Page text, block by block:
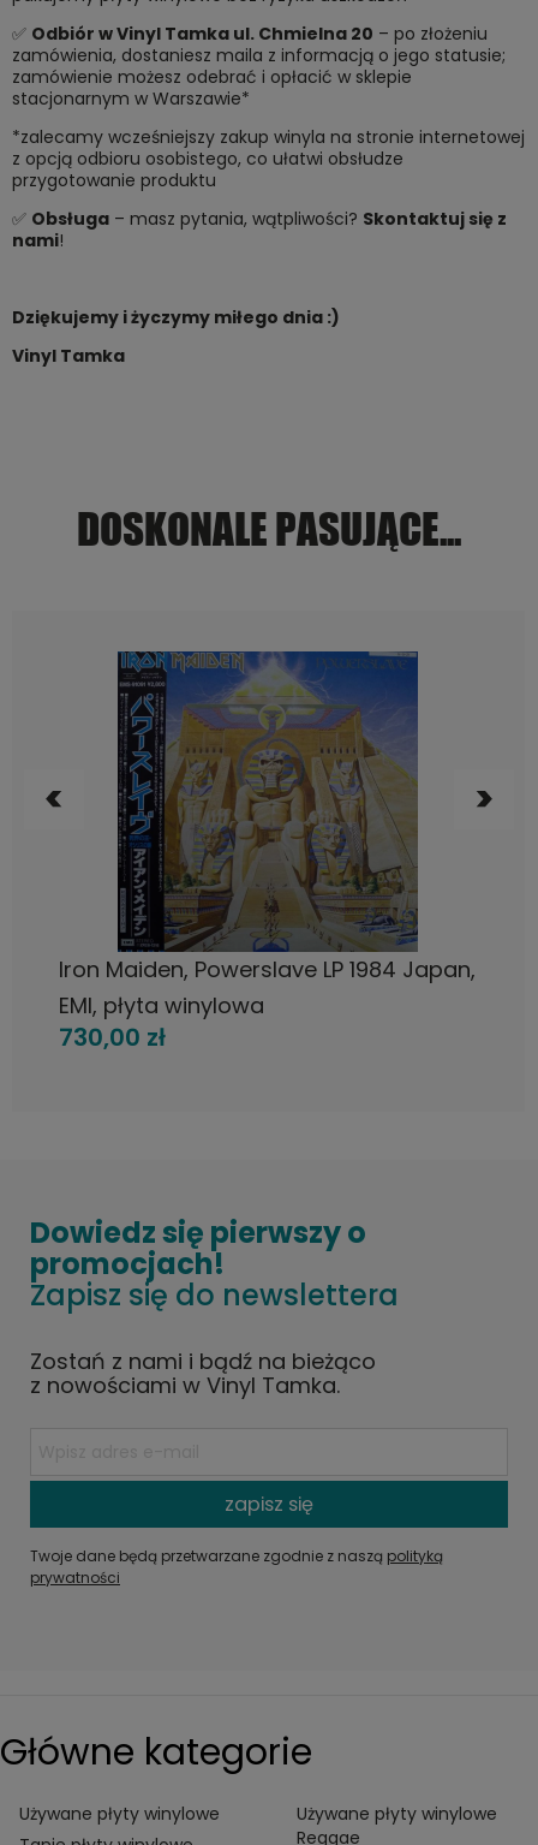
✅ Odbiór w Vinyl Tamka ul. Chmielna 20 – po złożeniu
zamówienia, dostaniesz maila z informacją o jego statusie;
zamówienie możesz odebrać i opłacić w sklepie
stacjonarnym w Warszawie*
*zalecamy wcześniejszy zakup winyla na stronie internetowej
z opcją odbioru osobistego, co ułatwi obsłudze
przygotowanie produktu
✅ Obsługa – masz pytania, wątpliwości? Skontaktuj się z
nami!
Dziękujemy i życzymy miłego dnia :)
Vinyl Tamka
DOSKONALE PASUJĄCE...
Iron Maiden, Powerslave LP 1984 Japan,
EMI, płyta winylowa
730,00 zł
POWIADOM O DOSTĘPNOŚCI
Dowiedz się pierwszy o
promocjach!
Zapisz się do newslettera
Zostań z nami i bądź na bieżąco
z nowościami w Vinyl Tamka.
zapisz się
Twoje dane będą przetwarzane zgodnie z naszą polityką
prywatności
Główne kategorie
Używane płyty winylowe
Używane płyty winylowe
Reggae